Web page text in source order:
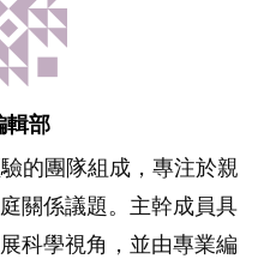
輯部
的團隊組成，專注於親
關係議題。主幹成員具
科學視角，並由專業編